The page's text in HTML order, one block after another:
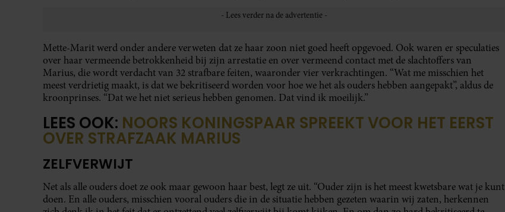
Mette-Marit werd onder andere verweten dat ze haar zoon niet goed heeft opgevoed. Ook waren er speculaties
over haar vermeende betrokkenheid bij zijn arrestatie en over vermeend contact met de slachtoffers van
Marius, die wordt verdacht van 32 strafbare feiten, waaronder vier verkrachtingen. “Wat me misschien het
meest verdrietig maakt, is dat we bekritiseerd worden voor hoe we het als ouders hebben aangepakt”, aldus de
kroonprinses. “Dat we het niet serieus hebben genomen. Dat vind ik moeilijk.”
LEES OOK: NOORS KONINGSPAAR SPREEKT VOOR HET EERST
OVER STRAFZAAK MARIUS
ZELFVERWIJT
Net als alle ouders doet ze ook maar gewoon haar best, legt ze uit. “Ouder zijn is het meest kwetsbare wat je kunt
doen. En alle ouders, misschien vooral ouders die in de situatie hebben gezeten waarin wij zaten, herkennen